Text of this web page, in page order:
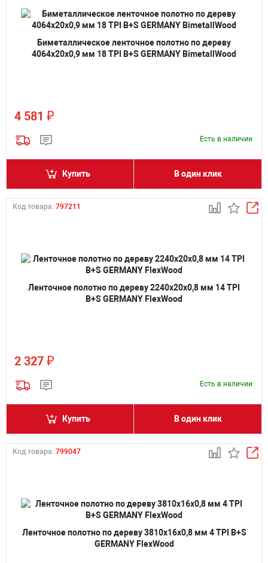
Биметаллическое ленточное полотно по дереву
4064х20х0,9 мм 18 TPI B+S GERMANY BimetallWood
4 581 ₽
Есть в наличии
Купить В один клик
Код товара: 797211
Ленточное полотно по дереву 2240х20х0,8 мм 14 TPI
B+S GERMANY FlexWood
2 327 ₽
Есть в наличии
Купить В один клик
Код товара: 799047
Ленточное полотно по дереву 3810х16х0,8 мм 4 TPI B+S
GERMANY FlexWood